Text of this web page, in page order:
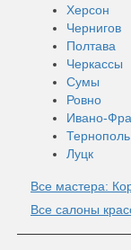
Херсон
Чернигов
Полтава
Черкассы
Сумы
Ровно
Ивано-
Тернополь
Луцк
Все мастера:
Все салоны